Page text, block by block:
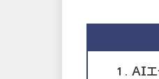
1 AIエ